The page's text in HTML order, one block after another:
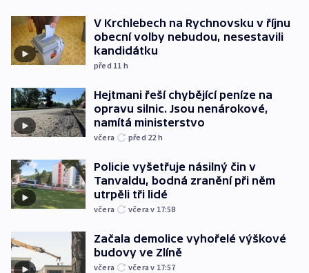
V Krchlebech na Rychnovsku v říjnu
obecní volby nebudou, nesestavili
kandidátku
před 11 h
Hejtmani řeší chybějící peníze na
opravu silnic. Jsou nenárokové,
namítá ministerstvo
včera před 22 h
Policie vyšetřuje násilný čin v
Tanvaldu, bodná zranění při něm
utrpěli tři lidé
včera včera v 17:58
Začala demolice vyhořelé výškové
budovy ve Zlíně
včera včera v 17:57